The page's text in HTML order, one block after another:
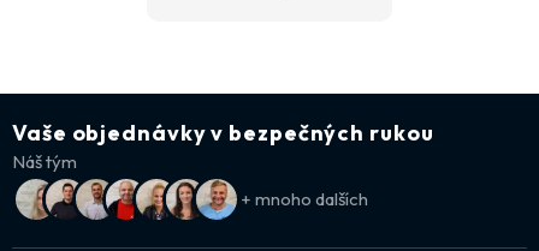
Vaše objednávky v bezpečných rukou
Náš tým
+ mnoho dalších